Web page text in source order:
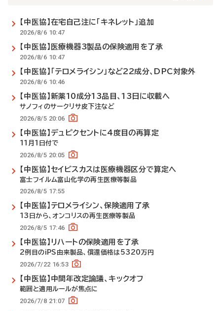
【中医協】在宅自己注に「キネレット」追加
2026/8/6 10:47
【中医協】医療機器3製品の保険適用を了承
2026/8/6 10:47
【中医協】「テロメライシン」など22成分、DPC対象外
2026/8/6 10:46
【中医協】新薬10成分13品目、13日に収載へ
サノフィのサークリサ皮下注など
2026/8/5 20:06
【中医協】デュピクセントに4度目の再算定
11月1日付で
2026/8/5 20:05
【中医協】セイビスカスは医療機器区分で算定へ
富士フイルム富山化学の再生医療等製品
2026/8/5 17:55
【中医協】テロメライシン、保険適用了承
13日から、オンコリスの再生医療等製品
2026/8/5 17:46
【中医協】リハートの保険適用を了承
2例目のiPS由来製品、償還価格は5320万円
2026/7/22 16:53
【中医協】中間年改定論議、キックオフ
範囲と適用ルールが焦点に
2026/7/8 21:07